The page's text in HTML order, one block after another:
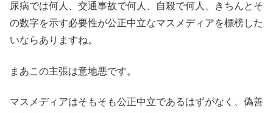
尿病では何人、交通事故で何人、自殺で何人、きちんとそ
の数字を示す必要性が公正中立なマスメディアを標榜した
いならありますね。
まあこの主張は意地悪です。
マスメディアはそもそも公正中立であるはずがなく、偽善